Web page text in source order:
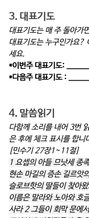
3. 대표기도
대표기도는 매 주 돌아가
대표기도는 누구인가요?
세요.
*이번주 대표기도:
*다음주 대표기도 :
4. 말씀읽기
다함께 소리를 내어 3번
은 후에 체크 표시를 합니
[민수기 27장1~11절]
1 요셉의 아들 므낫세 종
현손 마길의 증손 길르앗
슬로브핫의 딸들이 찾아
이름은 말라와 노아와 호
사라 2 그들이 회막 문에